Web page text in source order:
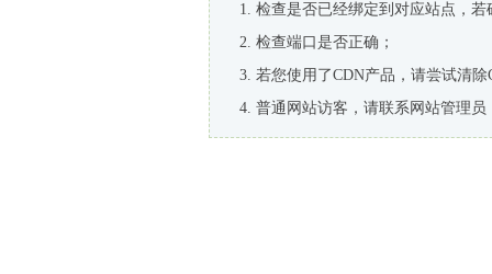
检查是否已经绑定到对应站点，
检查端口是否正确；
若您使用了CDN产品，请尝试清除
普通网站访客，请联系网站管理员